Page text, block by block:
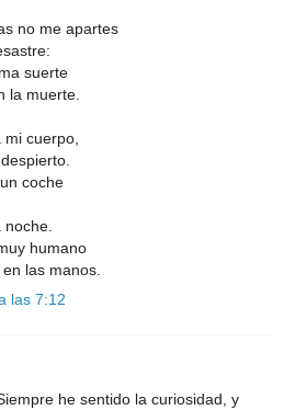
no me apartes
suerte
la muerte.
cuerpo,
coche
humano
las manos.
las 7:12
he sentido la curiosidad, y